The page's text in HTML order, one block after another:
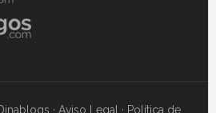
·Aviso Legal · Política de